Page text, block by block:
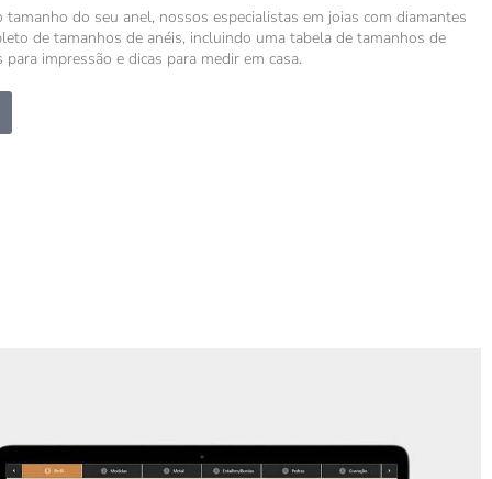
do seu anel, nossos especialistas em joias com diamantes
de tamanhos de anéis, incluindo uma tabela de tamanhos de
impressão e dicas para medir em casa.